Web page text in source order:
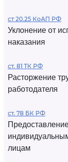
ст 20.25 КоАП РФ
Уклонение от
наказания
ст. 81 ТК РФ
Расторжение
работодателя
ст. 78 БК РФ
лицам